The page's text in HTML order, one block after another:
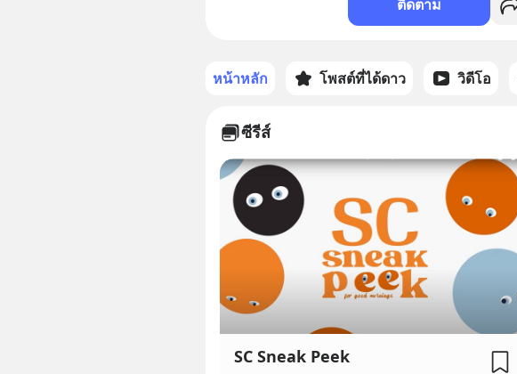
ติดตาม
หน้าหลัก โพสต์ที่ได้ดาว วิดีโอ
ซีรีส์
SC Sneak Peek